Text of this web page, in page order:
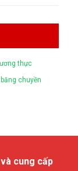
thực
băng chuyền
cung cấp